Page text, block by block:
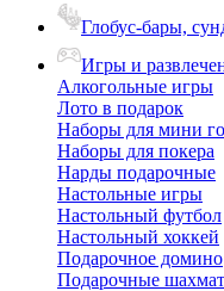
Глобус-бары,
Игры и
Алкогольные игры
Лото в подарок
Наборы для мини
Наборы для покера
Нарды подарочные
Настольные игры
Настольный футбол
Настольный хоккей
Подарочное домино
Подарочные